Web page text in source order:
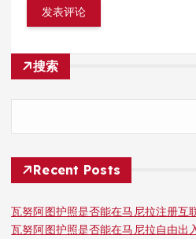
搜索
Recent Posts
瓦努阿图护照是否能在马尼拉注册互
瓦努阿图护照是否能在马尼拉自由出